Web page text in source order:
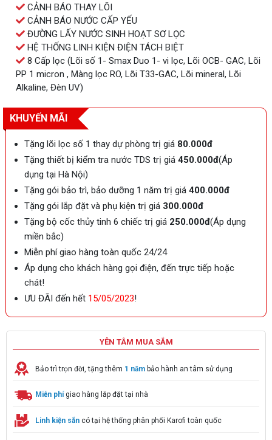
CẢNH BÁO THAY LÕI
CẢNH BÁO NƯỚC CẤP YẾU
ĐƯỜNG LẤY NƯỚC SINH HOẠT SƠ LỌC
HỆ THỐNG LINH KIỆN ĐIỆN TÁCH BIỆT
8 Cấp lọc (Lõi số 1- Smax Duo 1- vi lọc, Lõi OCB- GAC, Lõi
PP 1 micron , Màng lọc RO, Lõi T33-GAC, Lõi mineral, Lõi
Alkaline, Đèn UV)
KHUYẾN MÃI
Tặng lõi lọc số 1 thay dự phòng trị giá 80.000đ
Tặng thiết bị kiểm tra nước TDS trị giá 450.000đ(Áp
dụng tại Hà Nội)
Tặng gói bảo trì, bảo dưỡng 1 năm trị giá 400.000đ
Tặng gói lắp đặt và phụ kiện trị giá 300.000đ
Tặng bộ cốc thủy tinh 6 chiếc trị giá 250.000đ(Áp dụng
miền bắc)
Miễn phí giao hàng toàn quốc 24/24
Áp dụng cho khách hàng gọi điện, đến trực tiếp hoặc
chát!
ƯU ĐÃI đến hết 15/05/2023!
YÊN TÂM MUA SẮM
Bảo trì trọn đời, tặng thêm 1 năm bảo hành an tâm sử dụng
Miễn phí giao hàng lắp đặt tại nhà
Linh kiện sẵn có tại hệ thống phân phối Karofi toàn quốc